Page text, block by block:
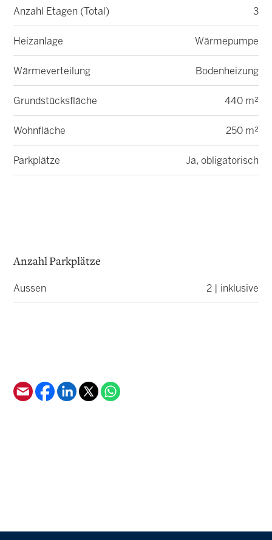
Anzahl Etagen (Total) 3
Heizanlage Wärmepumpe
Wärmeverteilung Bodenheizung
Grundstücksfläche 440 m²
Wohnfläche 250 m²
Parkplätze Ja, obligatorisch
Anzahl Parkplätze
Aussen 2 | inklusive